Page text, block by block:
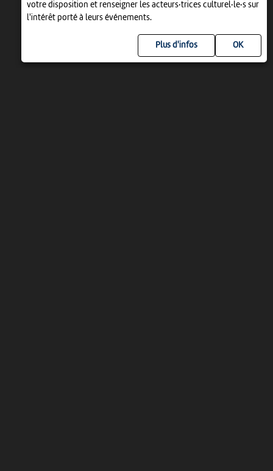
votre disposition et renseigner les acteurs·trices culturel·le·s sur
l'intérêt porté à leurs événements.
Plus d'infos